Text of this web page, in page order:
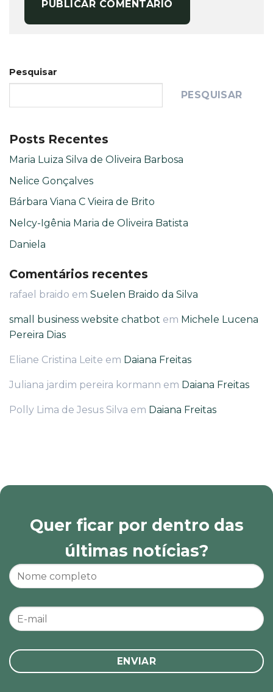
Pesquisar
PESQUISAR
Posts Recentes
Maria Luiza Silva de Oliveira Barbosa
Nelice Gonçalves
Bárbara Viana C Vieira de Brito
Nelcy-Igênia Maria de Oliveira Batista
Daniela
Comentários recentes
rafael braido em Suelen Braido da Silva
small business website chatbot em Michele Lucena
Pereira Dias
Eliane Cristina Leite em Daiana Freitas
Juliana jardim pereira kormann em Daiana Freitas
Polly Lima de Jesus Silva em Daiana Freitas
Quer ficar por dentro das
últimas notícias?